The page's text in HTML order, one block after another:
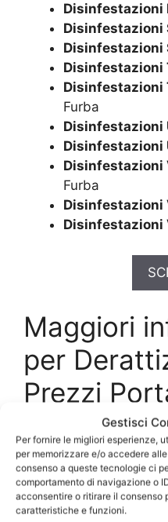
Gestisci
Per fornire le migliori esperienze,
per memorizzare e/o accedere
consenso a queste tecnologie ci
comportamento di navigazione o
acconsentire o ritirare il consenso
caratteristiche e funzioni.
Disinfestazioni
Disinfestazioni
Disinfestazioni
Disinfestazioni
Disinfestazioni
Furba
Disinfestazioni
Disinfestazioni
Disinfestazioni
Furba
Disinfestazioni
Disinfestazioni
Maggiori
per
Prezzi
Interventi
Porta